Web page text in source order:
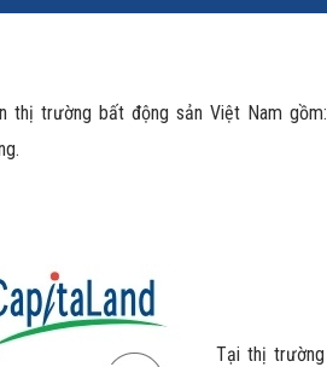
thị trường bất động sản Việt Nam
Tại thị